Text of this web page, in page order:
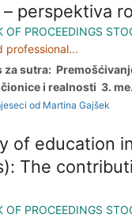
perspektiva
OF PROCEEDINGS
professional...
za sutra:
i realnosti 3.
od Martina Gajšek
of education
The
OF PROCEEDINGS